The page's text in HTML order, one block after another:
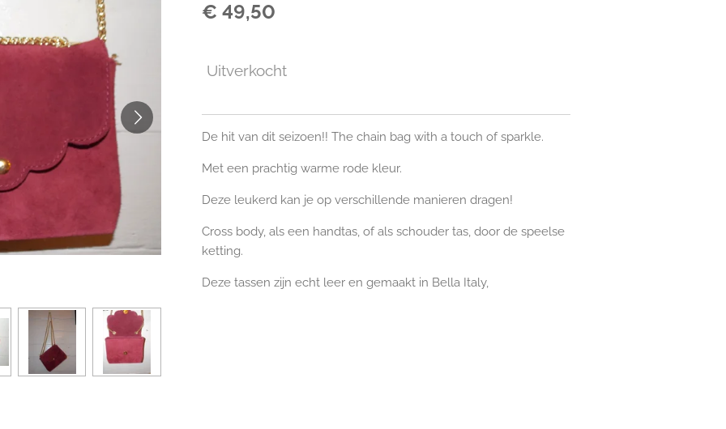
€ 49,50
Uitverkocht
De hit van dit seizoen!! The chain bag with a touch of sparkle.
Met een prachtig warme rode kleur.
Deze leukerd kan je op verschillende manieren dragen!
Cross body, als een handtas, of als schouder tas, door de speelse
ketting.
Deze tassen zijn echt leer en gemaakt in Bella Italy,